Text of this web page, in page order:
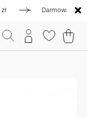
Darmowa dostawa